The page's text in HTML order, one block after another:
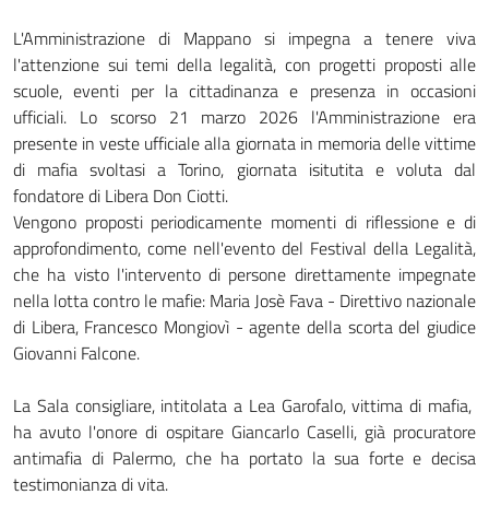
L'Amministrazione di Mappano si impegna a tenere viva
l'attenzione sui temi della legalità, con progetti proposti alle
scuole, eventi per la cittadinanza e presenza in occasioni
ufficiali. Lo scorso 21 marzo 2026 l'Amministrazione era
presente in veste ufficiale alla giornata in memoria delle vittime
di mafia svoltasi a Torino, giornata isitutita e voluta dal
fondatore di Libera Don Ciotti.
Vengono proposti periodicamente momenti di riflessione e di
approfondimento, come nell'evento del Festival della Legalità,
che ha visto l'intervento di persone direttamente impegnate
nella lotta contro le mafie: Maria Josè Fava - Direttivo nazionale
di Libera, Francesco Mongiovì - agente della scorta del giudice
Giovanni Falcone.
La Sala consigliare, intitolata a Lea Garofalo, vittima di mafia,
ha avuto l'onore di ospitare Giancarlo Caselli, già procuratore
antimafia di Palermo, che ha portato la sua forte e decisa
testimonianza di vita.